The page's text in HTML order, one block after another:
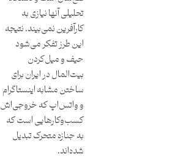
تحلیلی آنها نیازی به
کارآفرین نمی‌بیند. نتیجه
این طرز تفکر می‌شود
حیف‌ و میل‌کردن
بیت‌المال در ایران برای
ساختن مشابه اینستاگرام
و واتس‌اپ که خروجی‌اش
کسب‌وکارهایی است که
به جنازه متحرک تبدیل
شده‌اند.